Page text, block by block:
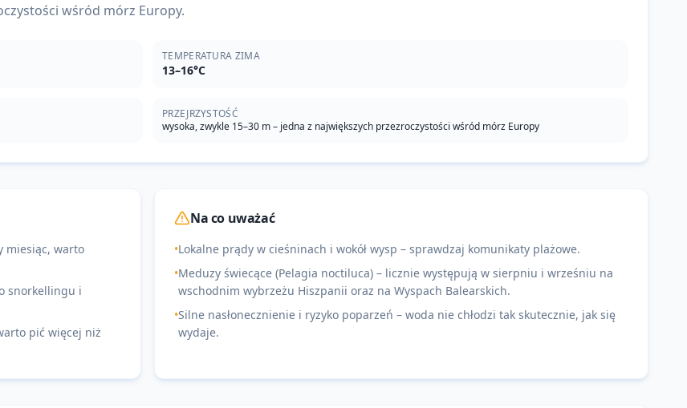
wśród mórz Europy.
TEMPERATURA ZIMA
13–16°C
PRZEJRZYSTOŚĆ
wysoka, zwykle 15–30 m – jedna z największych przezroczystości wśród mórz Europy
miesiąc, warto
snorkellingu i
pić więcej niż
Na co uważać
•Lokalne prądy w cieśninach i wokół wysp – sprawdzaj komunikaty plażowe.
•Meduzy świecące (Pelagia noctiluca) – licznie występują w sierpniu i wrześniu na
wschodnim wybrzeżu Hiszpanii oraz na Wyspach Balearskich.
•Silne nasłonecznienie i ryzyko poparzeń – woda nie chłodzi tak skutecznie, jak się
wydaje.